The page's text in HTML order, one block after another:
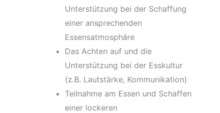
Unterstützung bei der Schaffung
einer ansprechenden
Essensatmosphäre
Das Achten auf und die
Unterstützung bei der Esskultur
(z.B. Lautstärke, Kommunikation)
Teilnahme am Essen und Schaffen
einer lockeren